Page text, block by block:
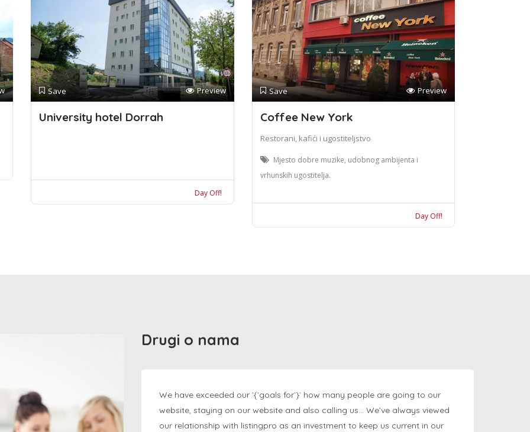
Save Preview
University hotel Dorrah
Day Off!
Save Preview
Coffee New York
Restorani, kafići i ugostiteljstvo
Mjesto dobre muzike, udobnog ambijenta i
vrhunskih ugostitelja.
Day Off!
Drugi o nama
We have exceeded our `{`goals for`}` how many people are going to our
website, staying on our website and also calling us… We’ve always viewed
our relationship with listingpro as an investment to keep us current in our